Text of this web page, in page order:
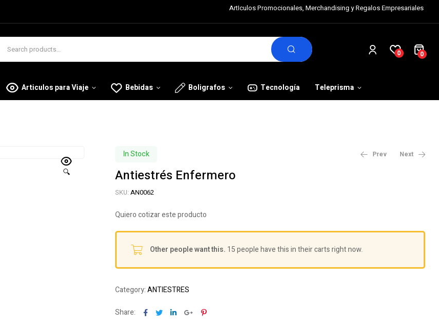
ArtIculos Promocionales, Merchandising y Regalos Empresariales
0 0
Articulos para Viaje Bebidas Boligrafos Tecnología Teleprisma
🔍
In Stock Prev Next
Antiestrés Enfermero
SKU: AN0062
Quiero cotizar este producto
Other people want this. 15 people have this in their carts right now.
Category:ANTIESTRES
Share: Facebook
TwitterLinkedinGoogle+Pinterest